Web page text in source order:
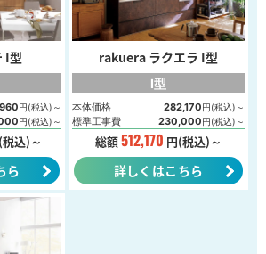
I型
円(税込)～
円(税込)～
込)～
ら
rakuera ラクエラ I型
I型
本体価格 282,170円(税込)～
標準工事費 230,000円(税込)～
総額512,170 円(税込)～
詳しくはこちら